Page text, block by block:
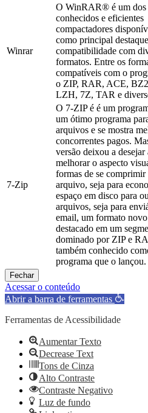
Winrar
O WinRAR® é um dos
conhecidos e eficientes
compactadores
como principal
compatibilidade com
formatos. Entre os
compatíveis com o
o ZIP, RAR, ACE,
LZH, 7Z, TAR e
7-Zip
O 7-ZIP é é um
um ótimo programa
arquivos e se mostra
concorrentes pagos.
versão deixou a desejar
melhorar o aspecto
formas de se comprimir
arquivo, seja para
espaço em disco para
arquivos, seja para
email, um formato novo
destacado em um
dominado por ZIP e
também conhecido
programa que o lançou.
Fechar
Acessar o conteúdo
Abrir a barra de ferramentas
Ferramentas de Acessibilidade
Aumentar Texto
Decrease Text
Tons de Cinza
Alto Contraste
Contraste Negativo
Luz de fundo